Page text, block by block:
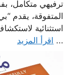
ترفيهي متكامل،
المتفوقة، يقدم
استثنائية
... اقرأ المزيد